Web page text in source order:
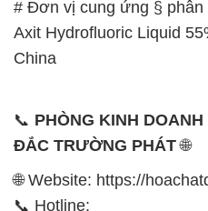
📞PHÒNG KINH DOANH
ĐẮC TRƯỜNG PHÁT🌐
🌐 Website: https://
– 0933.920.505 –
028.3756.1841-